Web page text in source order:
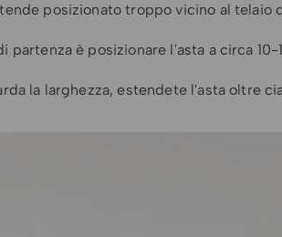
posizionato troppo vicino al
partenza è posizionare l'asta a circa
la larghezza, estendete l'asta oltre